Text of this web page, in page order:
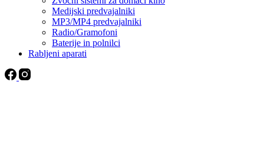
Medijski predvajalniki
MP3/MP4 predvajalniki
Radio/Gramofoni
Baterije in polnilci
Rabljeni aparati